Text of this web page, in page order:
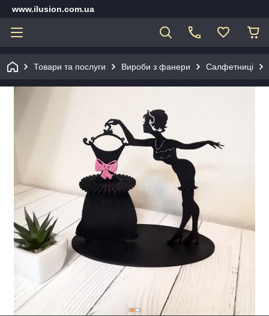
www.ilusion.com.ua
Товари та послуги Вироби з фанери Салфетниці